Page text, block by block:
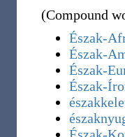
(Compound
Észak-
Észak-
Észak-
Észak-